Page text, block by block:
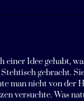
einer Idee gehabt,
gebracht.
man nicht von der
versuchte. Was